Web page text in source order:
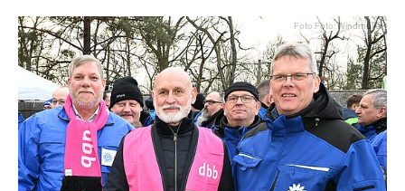
Foto:Foto: Windmüller